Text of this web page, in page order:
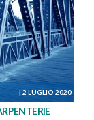
| 2 LUGLIO 2020